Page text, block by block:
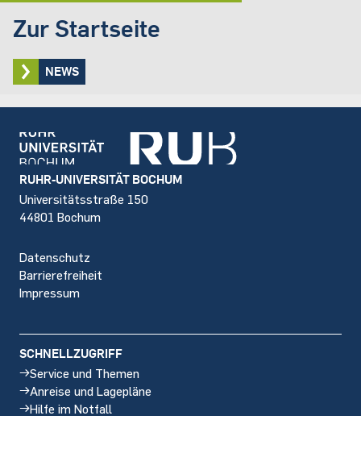
Zur Startseite
NEWS
Footer
RUHR-UNIVERSITÄT BOCHUM
Universitätsstraße 150
44801 Bochum
Datenschutz
Barrierefreiheit
Impressum
SCHNELLZUGRIFF
Service und Themen
Anreise und Lagepläne
Hilfe im Notfall